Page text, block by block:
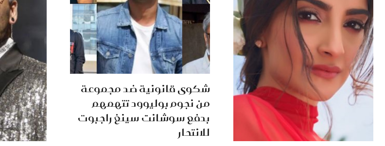
شكوى قانونية ضد مجموعة
من نجوم بوليوود تتهمهم
بدفع سوشانت سينغ راجبوت
للانتحار